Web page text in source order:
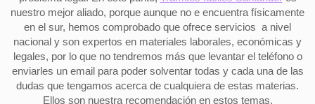
nuestro mejor aliado, porque aunque no e encuentra físicamente
en el sur, hemos comprobado que ofrece servicios a nivel
nacional y son expertos en materiales laborales, económicas y
legales, por lo que no tendremos más que levantar el teléfono o
enviarles un email para poder solventar todas y cada una de las
dudas que tengamos acerca de cualquiera de estas materias.
Ellos son nuestra recomendación en estos temas.